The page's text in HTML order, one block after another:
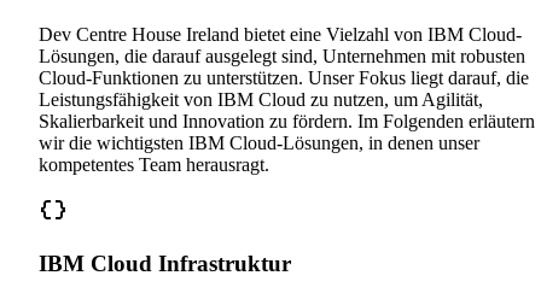
Dev Centre House Ireland bietet eine Vielzahl von IBM Cloud-
Lösungen, die darauf ausgelegt sind, Unternehmen mit robusten
Cloud-Funktionen zu unterstützen. Unser Fokus liegt darauf, die
Leistungsfähigkeit von IBM Cloud zu nutzen, um Agilität,
Skalierbarkeit und Innovation zu fördern. Im Folgenden erläutern
wir die wichtigsten IBM Cloud-Lösungen, in denen unser
kompetentes Team herausragt.
IBM Cloud Infrastruktur